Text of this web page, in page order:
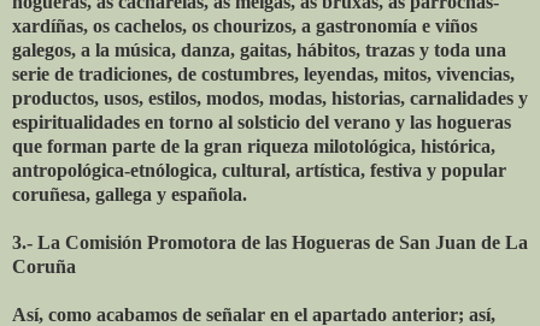
xardíñas, os cachelos, os chourizos, a gastronomía e viños
galegos, a la música, danza, gaitas, hábitos, trazas y toda una
serie de tradiciones, de costumbres, leyendas, mitos, vivencias,
productos, usos, estilos, modos, modas, historias, carnalidades y
espiritualidades en torno al solsticio del verano y las hogueras
que forman parte de la gran riqueza milotológica, histórica,
antropológica-etnólogica, cultural, artística, festiva y popular
coruñesa, gallega y española.
3.- La Comisión Promotora de las Hogueras de San Juan de La
Coruña
Así, como acabamos de señalar en el apartado anterior; así,